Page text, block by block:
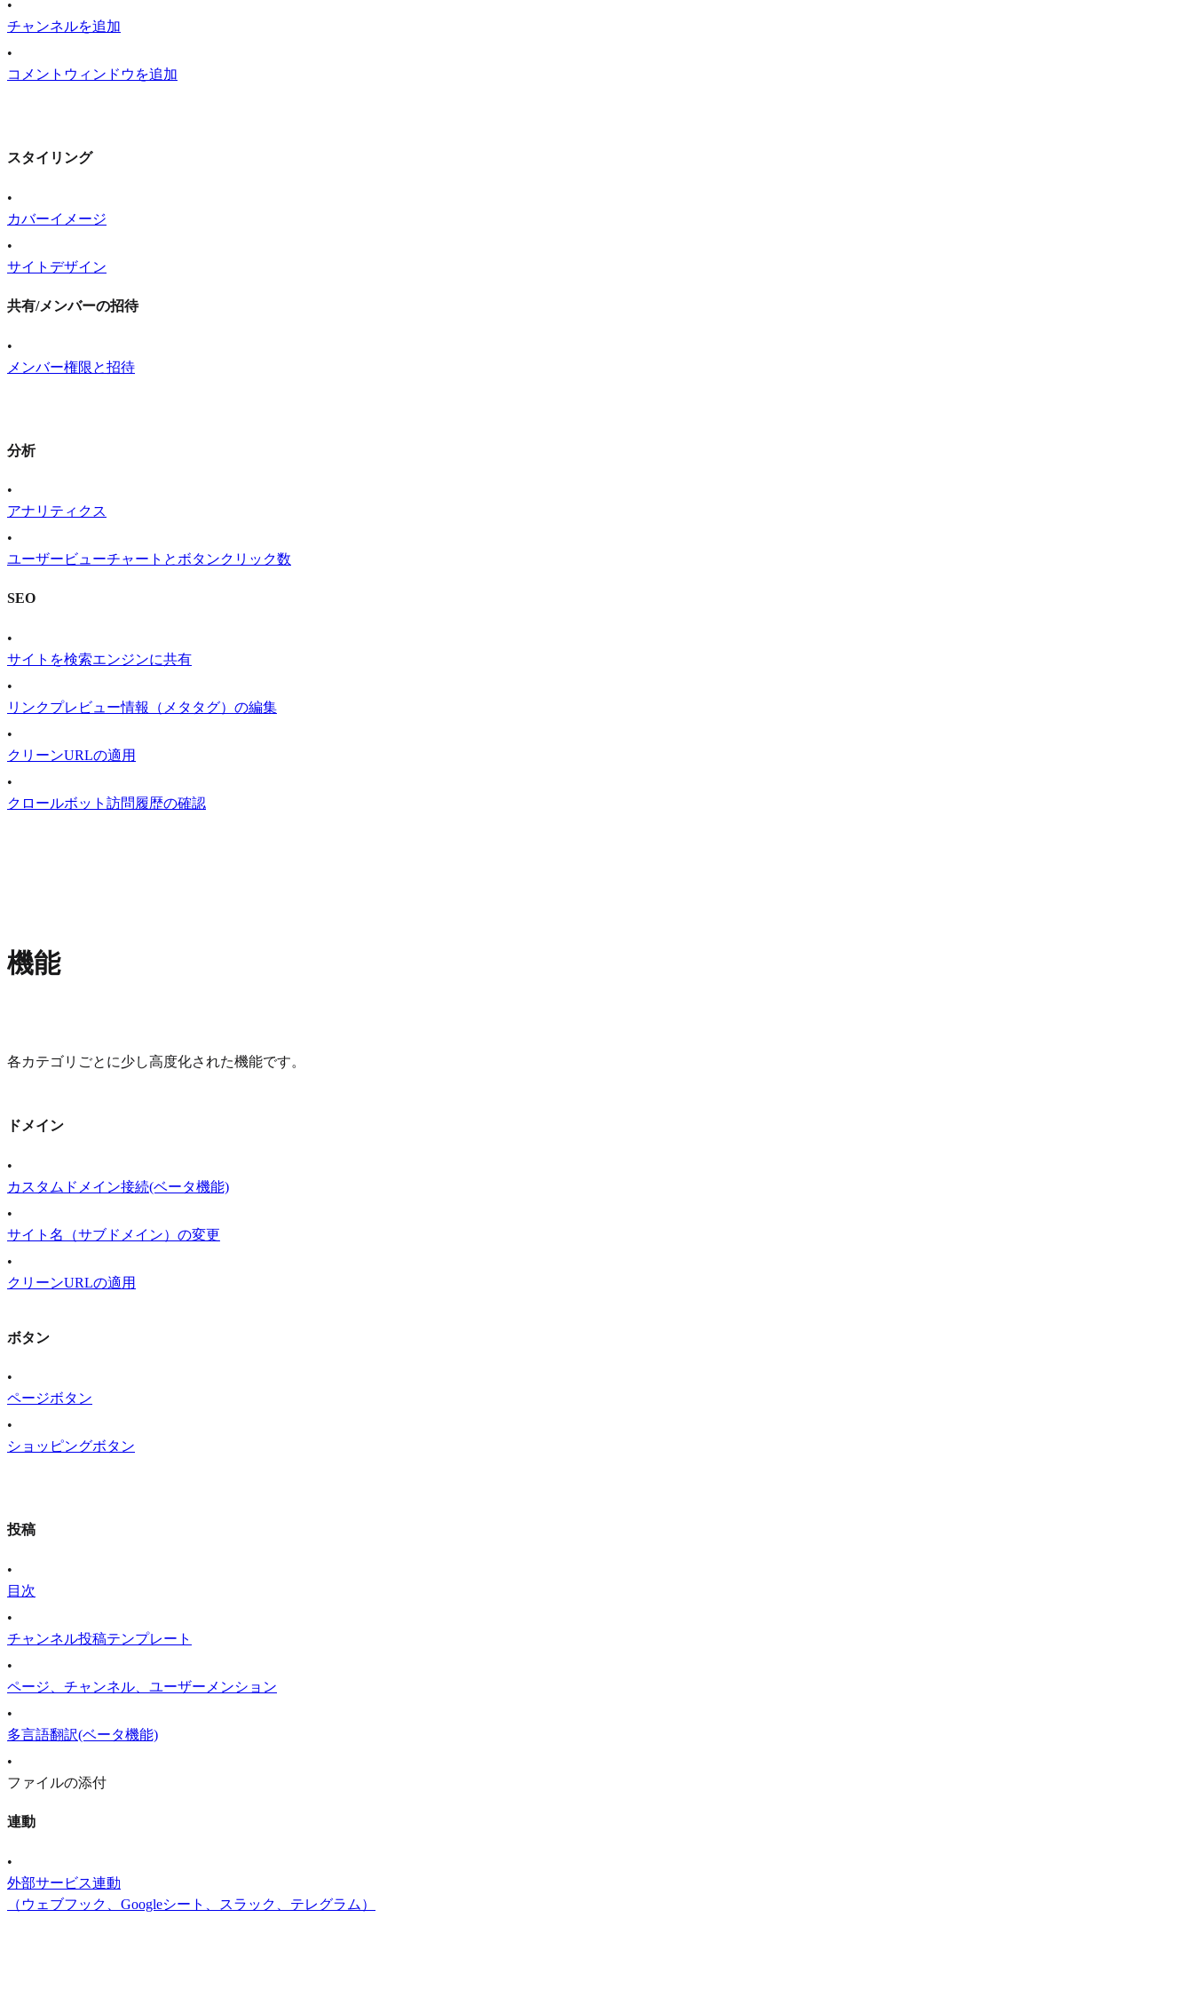
•
チャンネルを追加
•
コメントウィンドウを追加
スタイリング
•
カバーイメージ
•
サイトデザイン
共有/メンバーの招待
•
メンバー権限と招待
分析
•
アナリティクス
•
ユーザービューチャートとボタンクリック数
SEO
•
サイトを検索エンジンに共有
•
リンクプレビュー情報（メタタグ）の編集
•
クリーンURLの適用
•
クロールボット訪問履歴の確認
機能
各カテゴリごとに少し高度化された機能です。
ドメイン
•
カスタムドメイン接続(ベータ機能)
•
サイト名（サブドメイン）の変更
•
クリーンURLの適用
ボタン
•
ページボタン
•
ショッピングボタン
投稿
•
目次
•
チャンネル投稿テンプレート
•
ページ、チャンネル、ユーザーメンション
•
多言語翻訳(ベータ機能)
•
ファイルの添付
連動
•
外部サービス連動
（ウェブフック、Googleシート、スラック、テレグラム）